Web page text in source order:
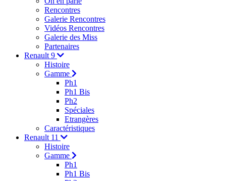
Rencontres
Galerie Rencontres
Vidéos Rencontres
Galerie des Miss
Partenaires
Renault 9
Histoire
Gamme
Ph1
Ph1 Bis
Ph2
Spéciales
Etrangères
Caractéristiques
Renault 11
Histoire
Gamme
Ph1
Ph1 Bis